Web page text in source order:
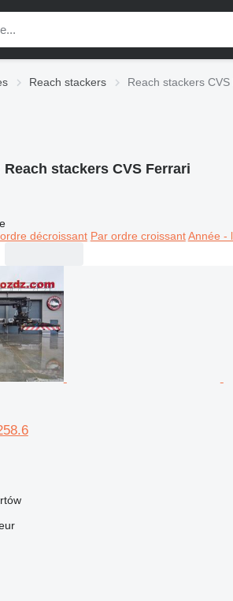
Reach stackers Reach stackers
Reach stackers CVS Ferrari
décroissant Par ordre croissant Année -